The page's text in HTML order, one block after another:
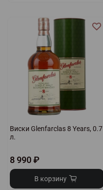
Виски Glenfarclas 8 Years, 0.7
л.
8 990 ₽
В корзину